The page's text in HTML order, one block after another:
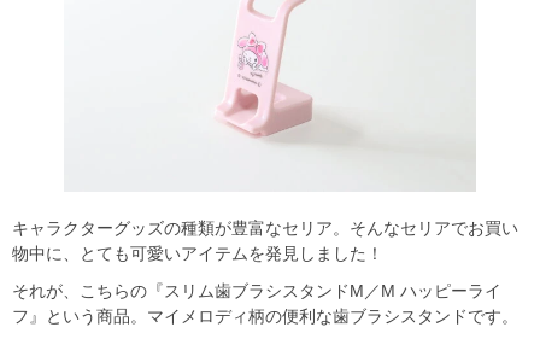
キャラクターグッズの種類が豊富なセリア。そんなセリアでお買い
物中に、とても可愛いアイテムを発見しました！
それが、こちらの『スリム歯ブラシスタンドM／M ハッピーライ
フ』という商品。マイメロディ柄の便利な歯ブラシスタンドです。